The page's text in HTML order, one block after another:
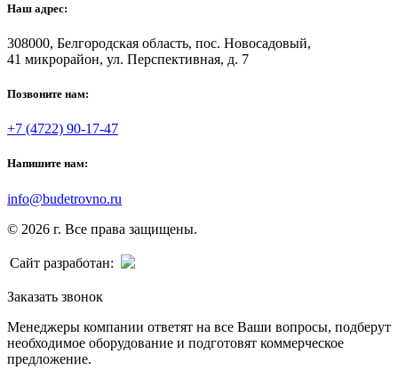
Наш адрес:
308000, Белгородская область, пос. Новосадовый,
41 микрорайон, ул. Перспективная, д. 7
Позвоните нам:
+7 (4722) 90-17-47
Напишите нам:
info@budetrovno.ru
© 2026 г. Все права защищены.
Сайт разработан:
Заказать звонок
Менеджеры компании ответят на все Ваши вопросы, подберут
необходимое оборудование и подготовят коммерческое
предложение.